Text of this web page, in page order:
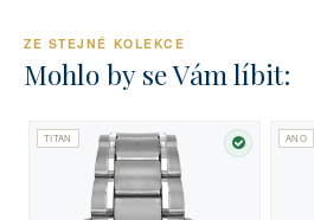
ZE STEJNÉ KOLEKCE
Mohlo by se Vám líbit:
TITAN
SKLADEM
ANO